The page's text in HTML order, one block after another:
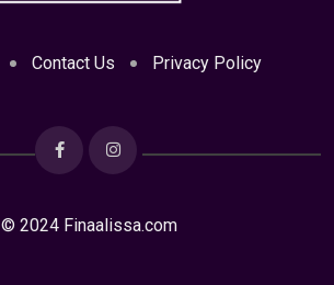
Contact Us Privacy Policy
© 2024 Finaalissa.com